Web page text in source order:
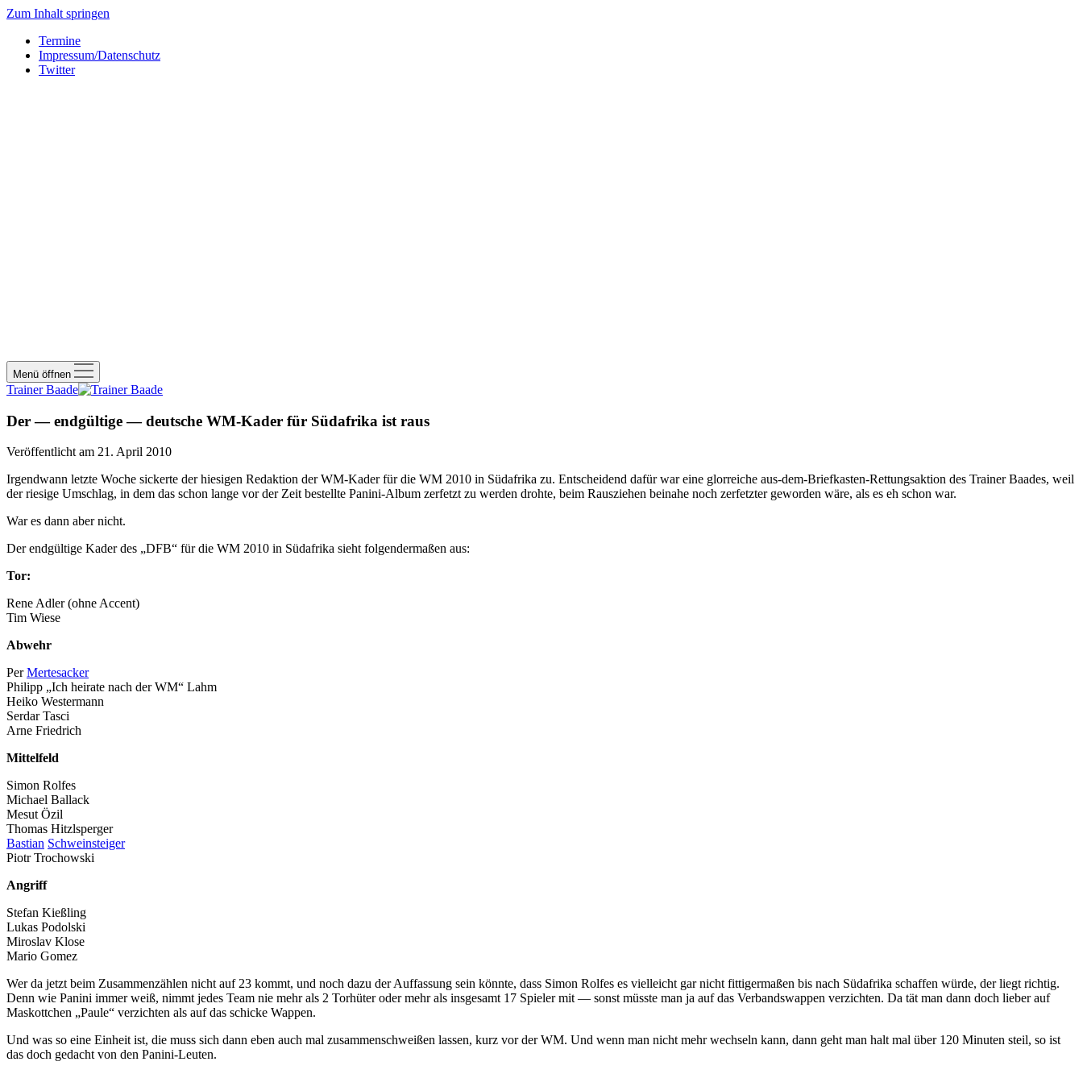
Zum Inhalt springen
Termine
Impressum/Datenschutz
Twitter
Menü öffnen
Trainer Baade
Der — endgültige — deutsche WM-Kader für Südafrika ist raus
Veröffentlicht am 21. April 2010
Irgendwann letzte Woche sickerte der hiesigen Redaktion der WM-Kader für die WM 2010 in Südafrika zu. Entscheidend dafür war eine glorreiche aus-dem-Briefkasten-Rettungsaktion des Trainer Baades, weil
der riesige Umschlag, in dem das schon lange vor der Zeit bestellte Panini-Album zerfetzt zu werden drohte, beim Rausziehen beinahe noch zerfetzter geworden wäre, als es eh schon war.
War es dann aber nicht.
Der endgültige Kader des „DFB“ für die WM 2010 in Südafrika sieht folgendermaßen aus:
Tor:
Rene Adler (ohne Accent)
Tim Wiese
Abwehr
PerMertesacker
Philipp „Ich heirate nach der WM“ Lahm
Heiko Westermann
Serdar Tasci
Arne Friedrich
Mittelfeld
Simon Rolfes
Michael Ballack
Mesut Özil
Thomas Hitzlsperger
Bastian Schweinsteiger
Piotr Trochowski
Angriff
Stefan Kießling
Lukas Podolski
Miroslav Klose
Mario Gomez
Wer da jetzt beim Zusammenzählen nicht auf 23 kommt, und noch dazu der Auffassung sein könnte, dass Simon Rolfes es vielleicht gar nicht fittigermaßen bis nach Südafrika schaffen würde, der liegt richtig.
Denn wie Panini immer weiß, nimmt jedes Team nie mehr als 2 Torhüter oder mehr als insgesamt 17 Spieler mit — sonst müsste man ja auf das Verbandswappen verzichten. Da tät man dann doch lieber auf
Maskottchen „Paule“ verzichten als auf das schicke Wappen.
Und was so eine Einheit ist, die muss sich dann eben auch mal zusammenschweißen lassen, kurz vor der WM. Und wenn man nicht mehr wechseln kann, dann geht man halt mal über 120 Minuten steil, so ist
das doch gedacht von den Panini-Leuten.